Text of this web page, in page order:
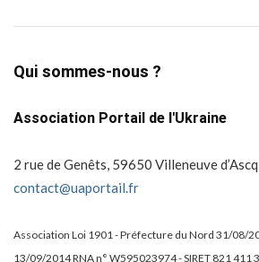
Qui sommes-nous ?
Association Portail de l'Ukraine
2 rue de Genêts, 59650 Villeneuve d’Ascq
contact@uaportail.fr
Association Loi 1901 - Préfecture du Nord 31/08/
13/09/2014 RNA n° W595023974 - SIRET 821 411